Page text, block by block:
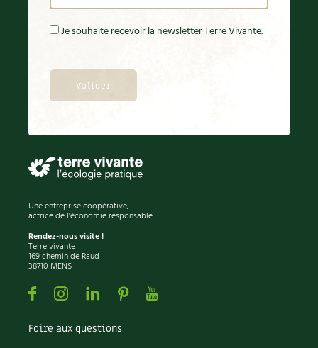
Je souhaite recevoir la newsletter Terre Vivante.
Une entreprise coopérative,
actrice de l'économie responsable.
Rendez-nous visite !
Terre vivante
169 chemin de Raud
38710 MENS
FacebookInstagramLinkedin
PinterestYoutube
Foire aux questions